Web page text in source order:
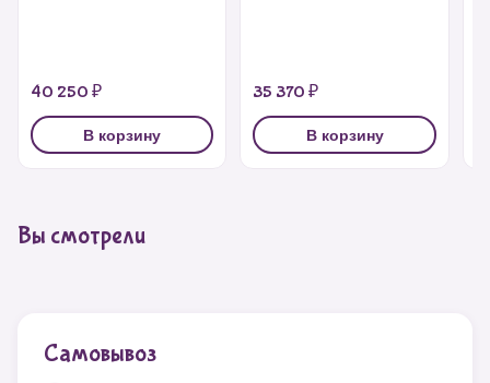
40 250 ₽
В корзину
35 370 ₽
В корзину
Вы смотрели
Самовывоз